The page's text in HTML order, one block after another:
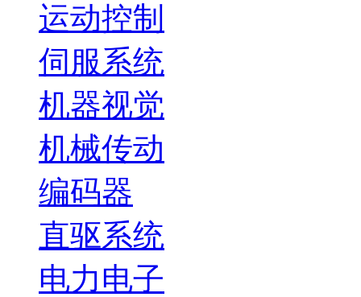
运动控制
伺服系统
机器视觉
机械传动
编码器
直驱系统
电力电子